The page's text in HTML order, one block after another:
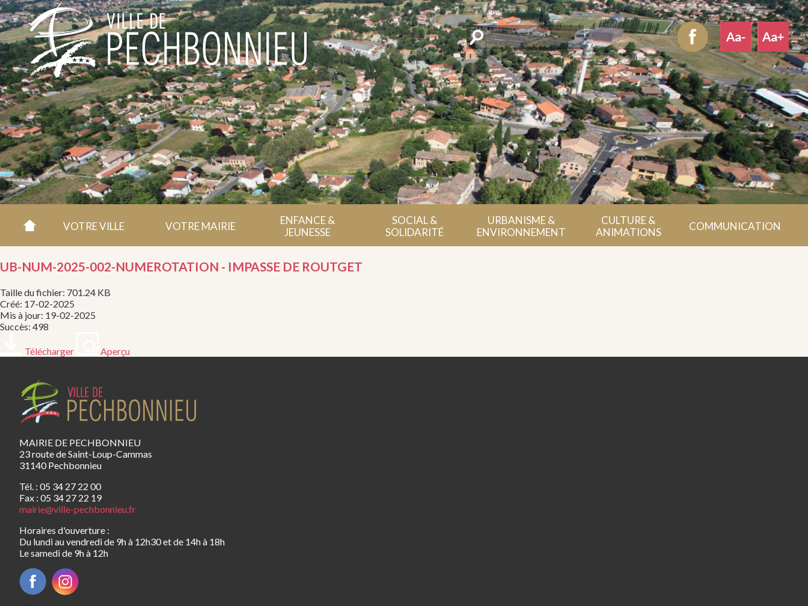
Rechercher
VOTRE VILLE VOTRE MAIRIE
ENFANCE &
JEUNESSE
SOCIAL &
SOLIDARITÉ
URBANISME &
ENVIRONNEMENT
CULTURE &
ANIMATIONS
COMMUNICATION
UB-NUM-2025-002-NUMEROTATION - IMPASSE DE ROUTGET
Taille du fichier: 701.24 KB
Créé: 17-02-2025
Mis à jour: 19-02-2025
Succès: 498
Télécharger Aperçu
MAIRIE DE PECHBONNIEU
23 route de Saint-Loup-Cammas
31140 Pechbonnieu
Tél. : 05 34 27 22 00
Fax : 05 34 27 22 19
mairie@ville-pechbonnieu.fr
Horaires d'ouverture :
Du lundi au vendredi de 9h à 12h30 et de 14h à 18h
Le samedi de 9h à 12h